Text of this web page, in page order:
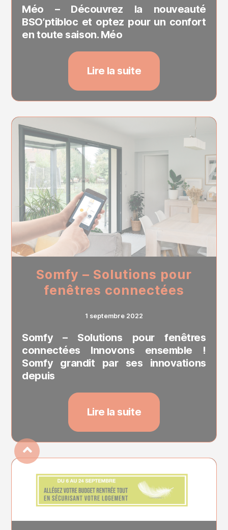
Méo – Découvrez la nouveauté
BSO’ptibloc et optez pour un confort
en toute saison. Méo
Lire la suite
Somfy – Solutions pour
fenêtres connectées
1 septembre 2022
Somfy – Solutions pour fenêtres
connectées Innovons ensemble !
Somfy grandit par ses innovations
depuis
Lire la suite